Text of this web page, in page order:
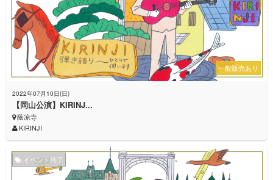
一般販売あり
2022年07月10日(日)
【岡山公演】KIRINJ...
蔭凉寺
KIRINJI
イベント終了